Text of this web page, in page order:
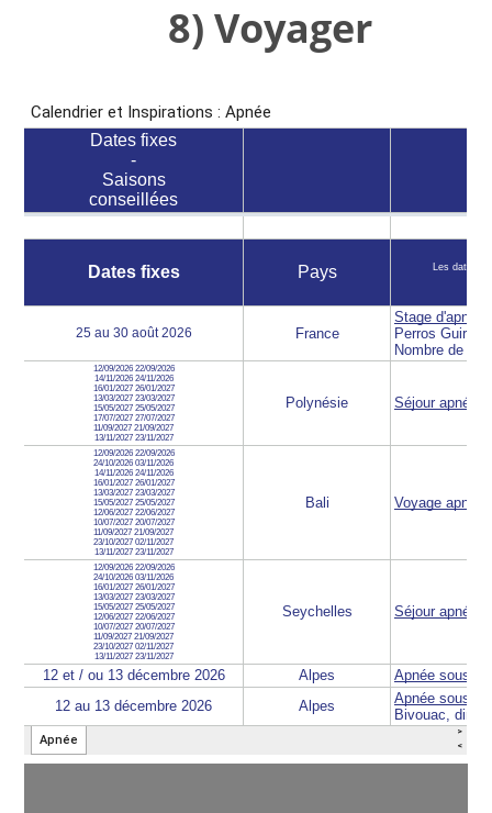
8) Voyager